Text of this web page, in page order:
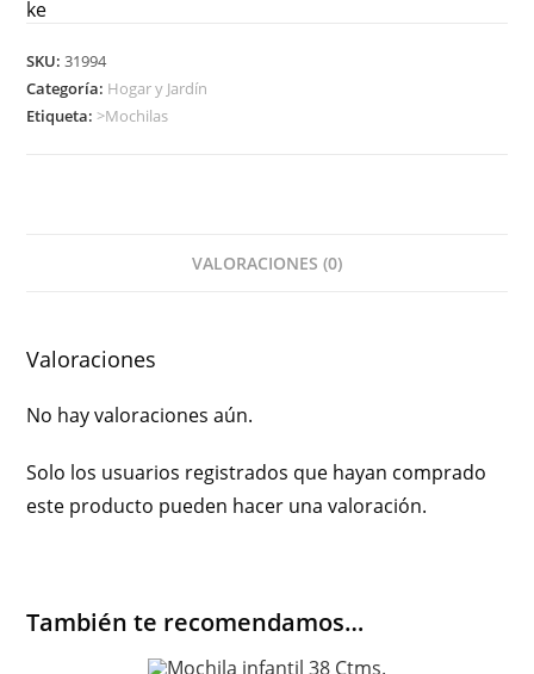
SKU:31994
Categoría: Hogar y Jardín
Etiqueta:>Mochilas
VALORACIONES (0)
Valoraciones
No hay valoraciones aún.
Solo los usuarios registrados que hayan comprado
este producto pueden hacer una valoración.
También te recomendamos…